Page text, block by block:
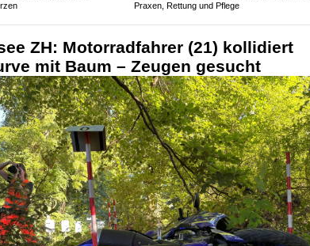
Praxen, Rettung und Pflege
ZH: Motorradfahrer (21) kollidiert
mit Baum – Zeugen gesucht